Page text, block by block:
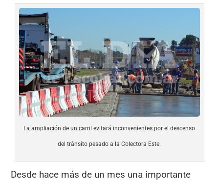
La ampliación de un carril evitará inconvenientes por el descenso
del tránsito pesado a la Colectora Este.
Desde hace más de un mes una importante